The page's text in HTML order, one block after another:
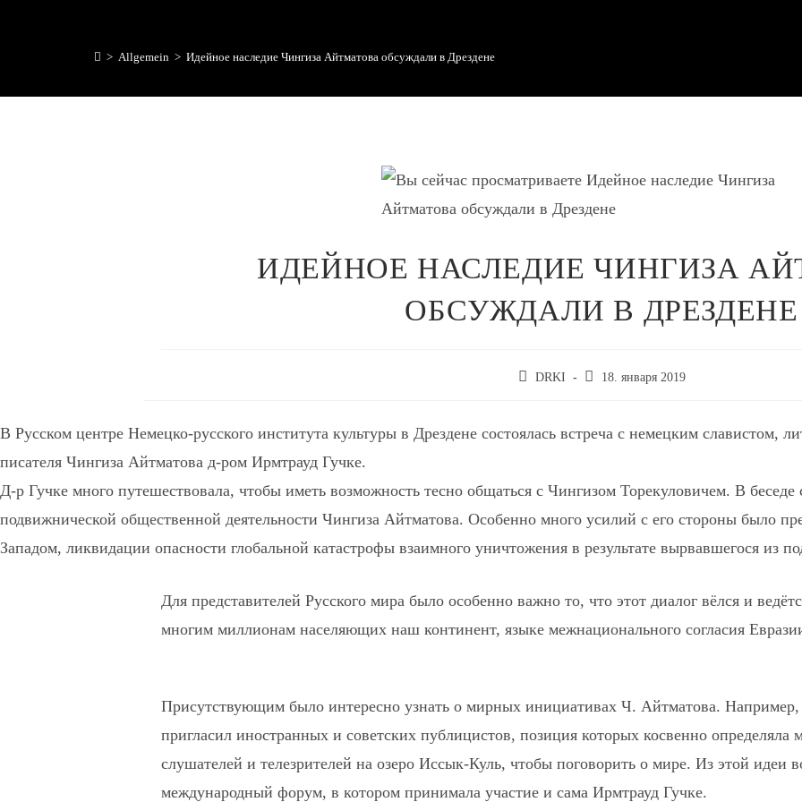
> Allgemein > Идейное наследие Чингиза Айтматова обсуждали в Дрездене
ИДЕЙНОЕ НАСЛЕДИЕ ЧИНГИЗА
ОБСУЖДАЛИ В ДРЕЗДЕНЕ
DRKI 18. января 2019
В Русском центре Немецко-русского института культуры в Дрездене состоялась встреча с немецким славистом,
писателя Чингиза Айтматова д-ром Ирмтрауд Гучке.
Д-р Гучке много путешествовала, чтобы иметь возможность тесно общаться с Чингизом Торекуловичем. В
подвижнической общественной деятельности Чингиза Айтматова. Особенно много усилий с его стороны было
Западом, ликвидации опасности глобальной катастрофы взаимного уничтожения в результате вырвавшегося из
Для представителей Русского мира было особенно важно то, что этот диалог вёлся и
многим миллионам населяющих наш континент, языке межнационального согласия
Присутствующим было интересно узнать о мирных инициативах Ч. Айтматова.
пригласил иностранных и советских публицистов, позиция которых косвенно определяла
слушателей и телезрителей на озеро Иссык-Куль, чтобы поговорить о мире. Из этой идеи
международный форум, в котором принимала участие и сама Ирмтрауд Гучке.